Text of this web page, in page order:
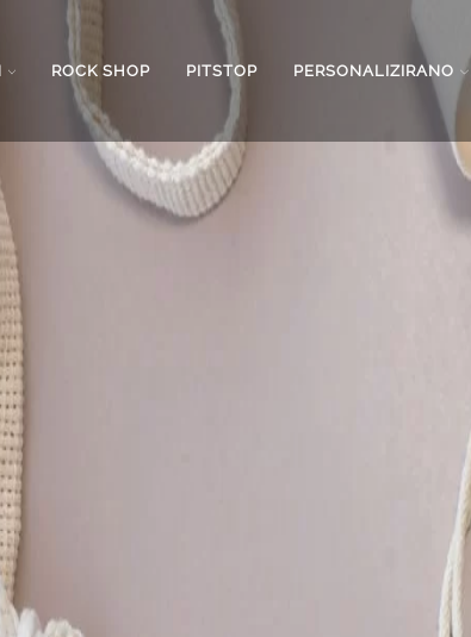
ROCK SHOP PITSTOP PERSONALIZIRANO